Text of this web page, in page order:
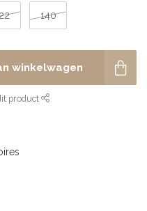
140
winkelwagen
product